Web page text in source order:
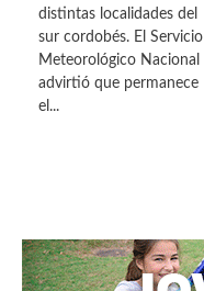
distintas localidades del
sur cordobés. El Servicio
Meteorológico Nacional
advirtió que permanece
el...